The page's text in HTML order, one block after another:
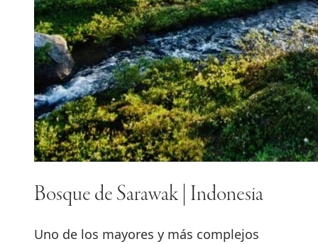
Bosque de Sarawak | Indonesia
Uno de los mayores y más complejos